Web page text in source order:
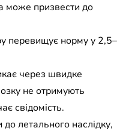
може призвести до
перевищує норму у 2,5–
через швидке
не отримують
свідомість.
летального наслідку,